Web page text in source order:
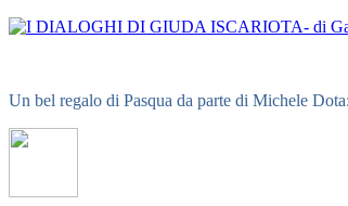
Un bel regalo di Pasqua da parte di Michele